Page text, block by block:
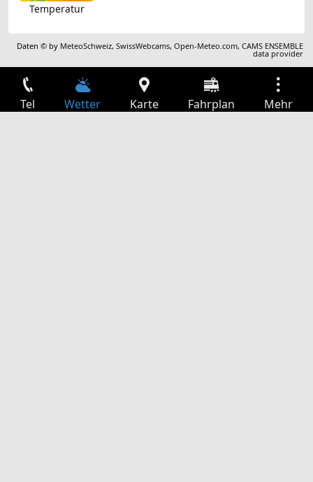
Temperatur
Daten © by MeteoSchweiz,SwissWebcams,Open-Meteo.com,CAMS ENSEMBLE
data provider
Tel Wetter Karte Fahrplan Mehr